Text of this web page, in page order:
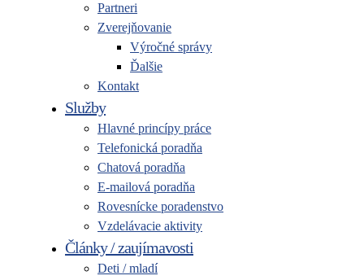
Partneri
Zverejňovanie
Výročné správy
Ďalšie
Kontakt
Služby
Hlavné princípy práce
Telefonická poradňa
Chatová poradňa
E-mailová poradňa
Rovesnícke poradenstvo
Vzdelávacie aktivity
Články / zaujímavosti
Deti / mladí